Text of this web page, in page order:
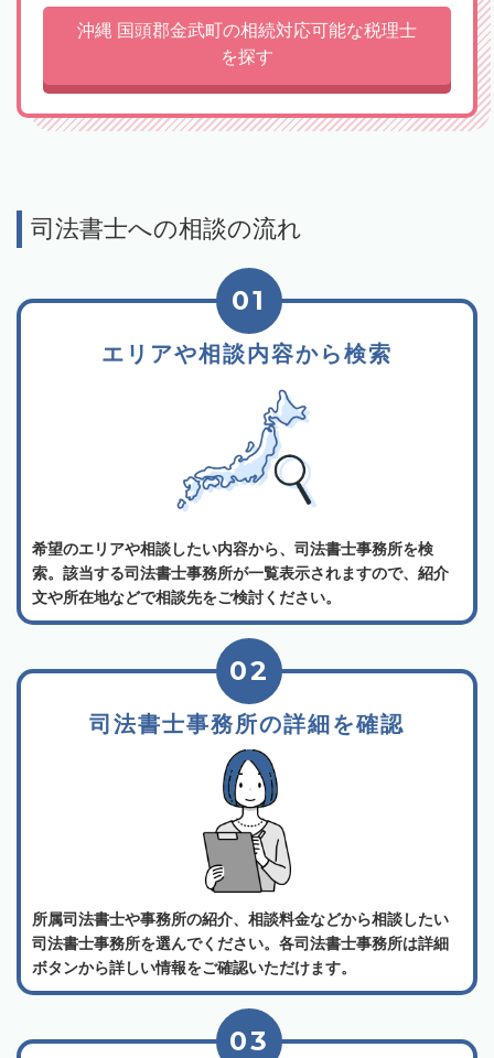
沖縄 国頭郡金武町の相続対応可能な税理士
を探す
司法書士への相談の流れ
エリアや相談内容から検索
01
希望のエリアや相談したい内容から、司法書士事務所を検
索。該当する司法書士事務所が一覧表示されますので、紹介
文や所在地などで相談先をご検討ください。
司法書士事務所の詳細を確認
02
所属司法書士や事務所の紹介、相談料金などから相談したい
司法書士事務所を選んでください。各司法書士事務所は詳細
ボタンから詳しい情報をご確認いただけます。
03